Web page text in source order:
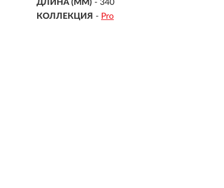
ДЛИНА (ММ) - 340
КОЛЛЕКЦИЯ - Pro